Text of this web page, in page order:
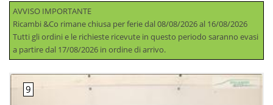
AVVISO IMPORTANTE
Ricambi &Co rimane chiusa per ferie dal 08/08/2026 al 16/08/2026
Tutti gli ordini e le richieste ricevute in questo periodo saranno evasi
a partire dal 17/08/2026 in ordine di arrivo.